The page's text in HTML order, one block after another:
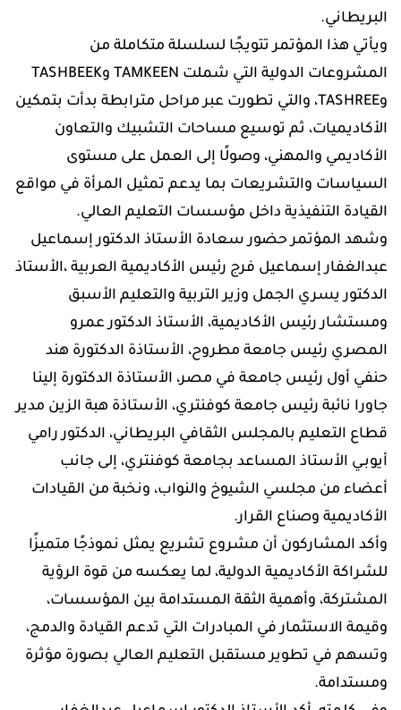
البريطاني.
ويأتي هذا المؤتمر تتويجًا لسلسلة متكاملة من
المشروعات الدولية التي شملت TAMKEEN وTASHBEEK
وTASHREE، والتي تطورت عبر مراحل مترابطة بدأت بتمكين
الأكاديميات، ثم توسيع مساحات التشبيك والتعاون
الأكاديمي والمهني، وصولًا إلى العمل على مستوى
السياسات والتشريعات بما يدعم تمثيل المرأة في مواقع
القيادة التنفيذية داخل مؤسسات التعليم العالي.
وشهد المؤتمر حضور سعادة الأستاذ الدكتور إسماعيل
عبدالغفار إسماعيل فرج رئيس الأكاديمية العربية ،الأستاذ
الدكتور يسري الجمل وزير التربية والتعليم الأسبق
ومستشار رئيس الأكاديمية، الأستاذ الدكتور عمرو
المصري رئيس جامعة مطروح، الأستاذة الدكتورة هند
حنفي أول رئيس جامعة في مصر، الأستاذة الدكتورة إلينا
جاورا نائبة رئيس جامعة كوفنتري، الأستاذة هبة الزين مدير
قطاع التعليم بالمجلس الثقافي البريطاني، الدكتور رامي
أيوبـي الأستاذ المساعد بجامعة كوفنتري، إلى جانب
أعضاء من مجلسي الشيوخ والنواب، ونخبة من القيادات
الأكاديمية وصناع القرار.
وأكد المشاركون أن مشروع تشريع يمثل نموذجًا متميزًا
للشراكة الأكاديمية الدولية، لما يعكسه من قوة الرؤية
المشتركة، وأهمية الثقة المستدامة بين المؤسسات،
وقيمة الاستثمار في المبادرات التي تدعم القيادة والدمج،
وتسهم في تطوير مستقبل التعليم العالي بصورة مؤثرة
ومستدامة.